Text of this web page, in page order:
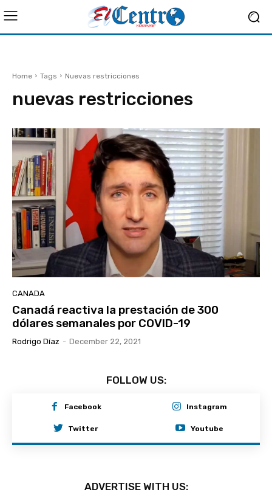
Home Tags Nuevas restricciones
nuevas restricciones
CANADA
Canadá reactiva la prestación de 300
dólares semanales por COVID-19
Rodrigo Díaz - December 22, 2021
FOLLOW US:
Facebook Instagram
Twitter Youtube
ADVERTISE WITH US: